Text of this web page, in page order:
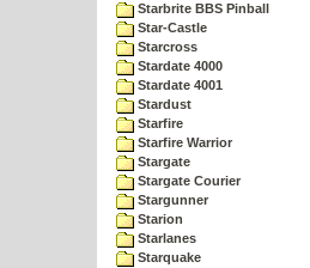
Starbrite BBS Pinball
Star-Castle
Starcross
Stardate 4000
Stardate 4001
Stardust
Starfire
Starfire Warrior
Stargate
Stargate Courier
Stargunner
Starion
Starlanes
Starquake